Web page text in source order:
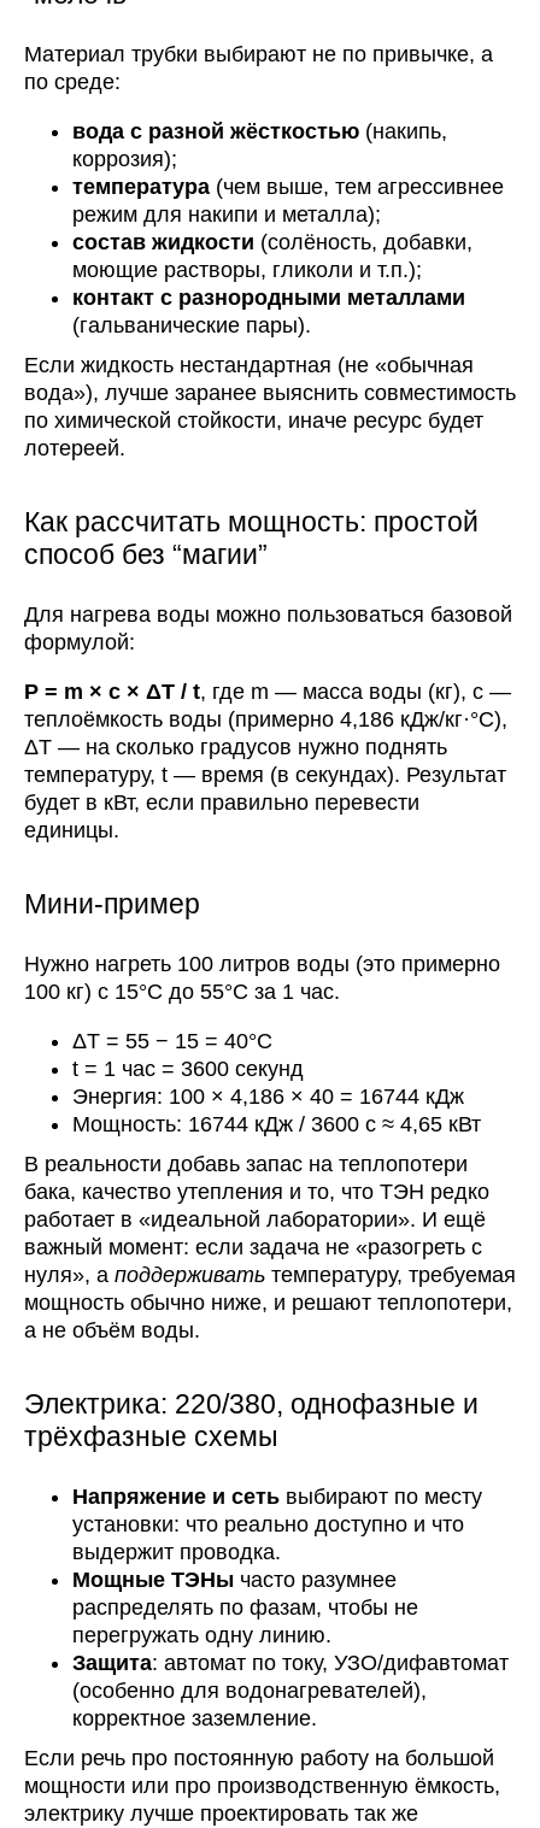
Материал трубки выбирают не по привычке, а
по среде:
вода с разной жёсткостью (накипь,
коррозия);
температура (чем выше, тем агрессивнее
режим для накипи и металла);
состав жидкости (солёность, добавки,
моющие растворы, гликоли и т.п.);
контакт с разнородными металлами
(гальванические пары).
Если жидкость нестандартная (не «обычная
вода»), лучше заранее выяснить совместимость
по химической стойкости, иначе ресурс будет
лотереей.
Как рассчитать мощность: простой
способ без “магии”
Для нагрева воды можно пользоваться базовой
формулой:
P = m × c × ΔT / t, где m — масса воды (кг), c —
теплоёмкость воды (примерно 4,186 кДж/кг·°C),
ΔT — на сколько градусов нужно поднять
температуру, t — время (в секундах). Результат
будет в кВт, если правильно перевести
единицы.
Мини-пример
Нужно нагреть 100 литров воды (это примерно
100 кг) с 15°C до 55°C за 1 час.
ΔT = 55 − 15 = 40°C
t = 1 час = 3600 секунд
Энергия: 100 × 4,186 × 40 = 16744 кДж
Мощность: 16744 кДж / 3600 с ≈ 4,65 кВт
В реальности добавь запас на теплопотери
бака, качество утепления и то, что ТЭН редко
работает в «идеальной лаборатории». И ещё
важный момент: если задача не «разогреть с
нуля», а поддерживать температуру, требуемая
мощность обычно ниже, и решают теплопотери,
а не объём воды.
Электрика: 220/380, однофазные и
трёхфазные схемы
Напряжение и сеть выбирают по месту
установки: что реально доступно и что
выдержит проводка.
Мощные ТЭНы часто разумнее
распределять по фазам, чтобы не
перегружать одну линию.
Защита: автомат по току, УЗО/дифавтомат
(особенно для водонагревателей),
корректное заземление.
Если речь про постоянную работу на большой
мощности или про производственную ёмкость,
электрику лучше проектировать так же